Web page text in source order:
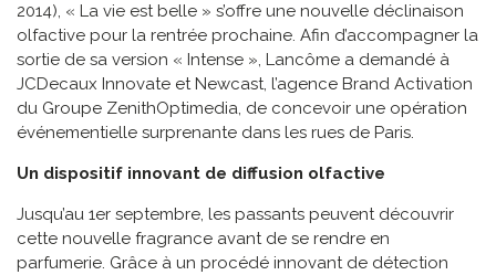
2014), « La vie est belle » s’offre une nouvelle déclinaison
olfactive pour la rentrée prochaine. Afin d’accompagner la
sortie de sa version « Intense », Lancôme a demandé à
JCDecaux Innovate et Newcast, l’agence Brand Activation
du Groupe ZenithOptimedia, de concevoir une opération
événementielle surprenante dans les rues de Paris.
Un dispositif innovant de diffusion olfactive
Jusqu’au 1er septembre, les passants peuvent découvrir
cette nouvelle fragrance avant de se rendre en
parfumerie. Grâce à un procédé innovant de détection